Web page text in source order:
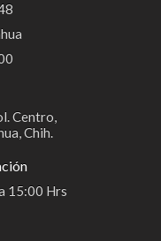
Centro,
Chih.
15:00 Hrs